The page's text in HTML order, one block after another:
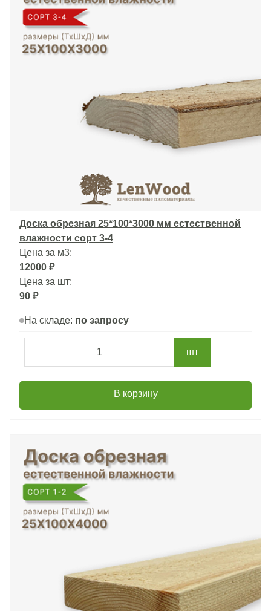
Доска обрезная 25*100*3000 мм естественной
влажности сорт 3-4
Цена за м3:
12000 ₽
Цена за шт:
90 ₽
На складе: по запросу
шт
В корзину